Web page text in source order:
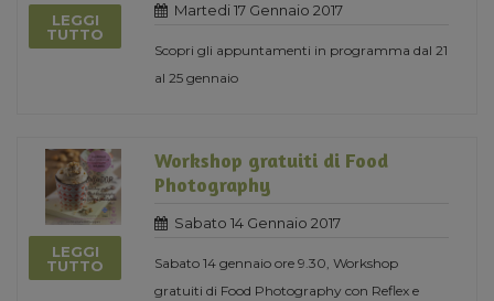
LEGGI
TUTTO
Martedi 17 Gennaio 2017
Scopri gli appuntamenti in programma dal 21
al 25 gennaio
LEGGI
TUTTO
Workshop gratuiti di Food
Photography
Sabato 14 Gennaio 2017
Sabato 14 gennaio ore 9.30, Workshop
gratuiti di Food Photography con Reflex e